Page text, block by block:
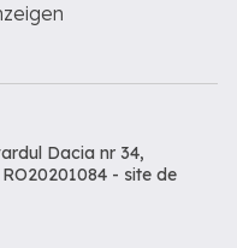
Dacia nr 34,
- site de